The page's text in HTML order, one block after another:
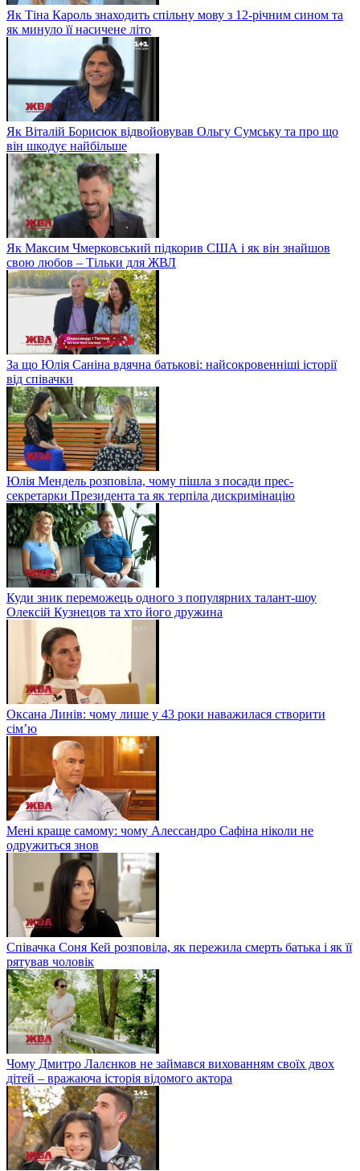
Як Тіна Кароль знаходить спільну мову з 12-річним сином та
як минуло її насичене літо
Як Віталій Борисюк відвойовував Ольгу Сумську та про що
він шкодує найбільше
Як Максим Чмерковський підкорив США і як він знайшов
свою любов – Тільки для ЖВЛ
За що Юлія Саніна вдячна батькові: найсокровенніші історії
від співачки
Юлія Мендель розповіла, чому пішла з посади прес-
секретарки Президента та як терпіла дискримінацію
Куди зник переможець одного з популярних талант-шоу
Олексій Кузнецов та хто його дружина
Оксана Линів: чому лише у 43 роки наважилася створити
сім’ю
Мені краще самому: чому Алессандро Сафіна ніколи не
одружиться знов
Співачка Соня Кей розповіла, як пережила смерть батька і як її
рятував чоловік
Чому Дмитро Лалєнков не займався вихованням своїх двох
дітей – вражаюча історія відомого актора